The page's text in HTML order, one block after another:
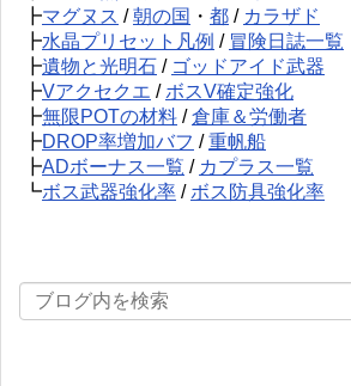
┣マグヌス /朝の国 ・ 都 / カラザド
┣水晶プリセット凡例 / 冒険日誌一覧
┣遺物と光明石 / ゴッドアイド武器
┣Vアクセクエ /ボスV確定強化
┣無限POTの材料 /倉庫＆労働者
┣DROP率増加バフ /重帆船
┣ADボーナス一覧 / カプラス一覧
┗ボス武器強化率 /ボス防具強化率